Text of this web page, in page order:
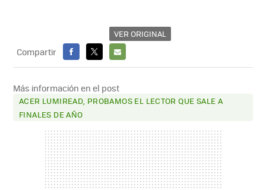
VER ORIGINAL
Compartir
FACEBOOK
X
E-
MAIL
Más información en el post
ACER LUMIREAD, PROBAMOS EL LECTOR QUE SALE A
FINALES DE AÑO